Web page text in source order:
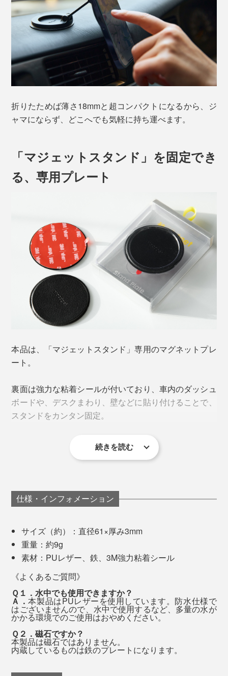
折りたためば薄さ18mmと超コンパクトになるから、ジ
ャマにならず、どこへでも気軽に持ち運べます。
「マジェットスタンド」を固定でき
る、専用プレート
本品は、「マジェットスタンド」専用のマグネットプレ
ート。
裏面は強力な粘着シールが付いており、車内のダッシュ
ボードや、デスクまわり、壁などに貼り付けることで、
スタンドをカンタン固定。
使い終わったらスタンドごと取り外せるから、残るのは
続きを読む
仕様・インフォメーション
サイズ（約）：直径61×厚み3mm
重量：約9g
素材：PUレザー、鉄、3M強力粘着シール
《よくあるご質問》
Ｑ１．水中でも使用できますか？
Ａ．本製品はPUレザーを使用しています。防水仕様で
はございませんので、水中で使用するなど、多量の水が
かかる環境でのご使用はおやめください。
Ｑ２．磁石ですか？
本製品は磁石ではありません。
内蔵しているものは鉄のプレートになります。